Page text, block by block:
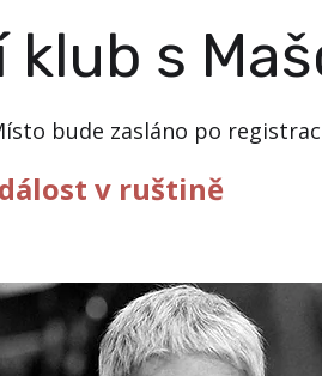
s
bude zasláno po
v ruštině